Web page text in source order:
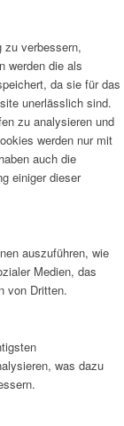
zu verbessern,
werden die als
da sie für das
unerlässlich sind.
zu analysieren und
werden nur mit
auch die
einiger dieser
auszuführen, wie
Medien, das
von Dritten.
was dazu